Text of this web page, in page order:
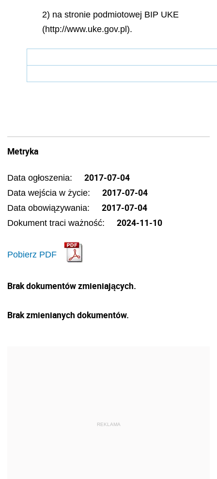
2) na stronie podmiotowej BIP UKE
(http://www.uke.gov.pl).
Metryka
Data ogłoszenia: 2017-07-04
Data wejścia w życie: 2017-07-04
Data obowiązywania: 2017-07-04
Dokument traci ważność: 2024-11-10
Pobierz PDF
Brak dokumentów zmieniających.
Brak zmienianych dokumentów.